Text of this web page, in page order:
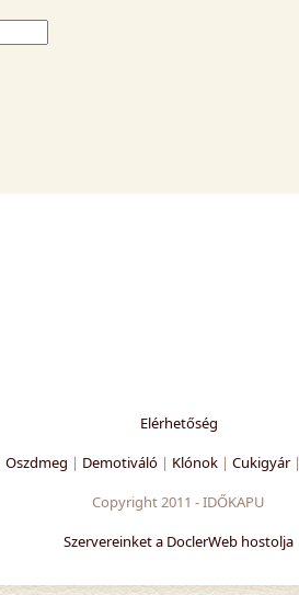
Elérhetőség
Oszdmeg | Demotiváló | Klónok | Cukigyár|
Copyright 2011 - IDŐKAPU
Szervereinket a DoclerWeb hostolja